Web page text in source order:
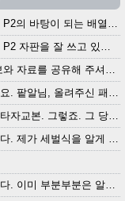
신세벌식 P2의 바탕이 되는 배열이나 주요 기능...
신세벌식 P2 자판을 잘 쓰고 있습니다. 쓰기 편리...
좋은 정보와 자료를 공유해 주셔서 고맙습니다....
안녕하세요. 팥알님, 올려주신 패치 여러모로 감사...
최신표준타자교본. 그렇죠. 그 당시에 최신 표준...
반갑습니다. 제가 세벌식을 알게 되어 세벌식 써...
반갑습니다. 이미 부분부분은 알려진 정보들이...